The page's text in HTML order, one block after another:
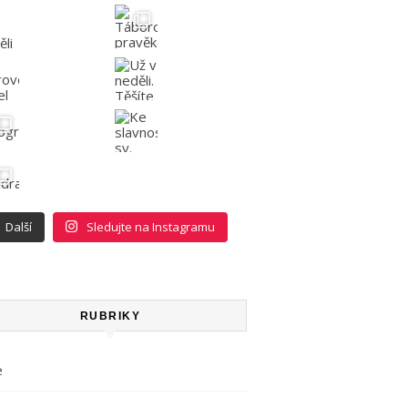
Další Sledujte na Instagramu
RUBRIKY